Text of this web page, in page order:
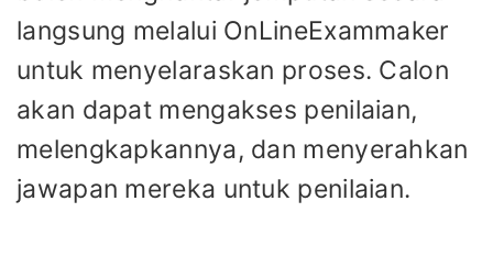
langsung melalui OnLineExammaker
untuk menyelaraskan proses. Calon
akan dapat mengakses penilaian,
melengkapkannya, dan menyerahkan
jawapan mereka untuk penilaian.